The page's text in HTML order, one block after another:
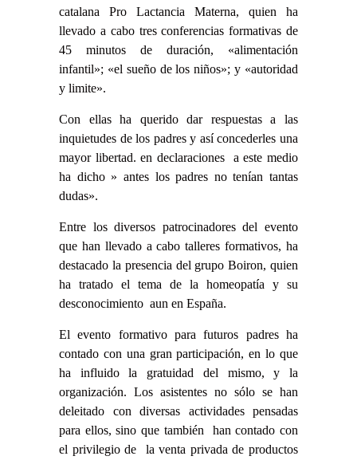
catalana Pro Lactancia Materna, quien ha
llevado a cabo tres conferencias formativas de
45 minutos de duración, «alimentación
infantil»; «el sueño de los niños»; y «autoridad
y limite».
Con ellas ha querido dar respuestas a las
inquietudes de los padres y así concederles una
mayor libertad. en declaraciones a este medio
ha dicho » antes los padres no tenían tantas
dudas».
Entre los diversos patrocinadores del evento
que han llevado a cabo talleres formativos, ha
destacado la presencia del grupo Boiron, quien
ha tratado el tema de la homeopatía y su
desconocimiento aun en España.
El evento formativo para futuros padres ha
contado con una gran participación, en lo que
ha influido la gratuidad del mismo, y la
organización. Los asistentes no sólo se han
deleitado con diversas actividades pensadas
para ellos, sino que también han contado con
el privilegio de la venta privada de productos